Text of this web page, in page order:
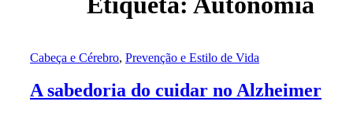
Cabeça e Cérebro, Prevenção e Estilo de Vida
A sabedoria do cuidar no Alzheimer